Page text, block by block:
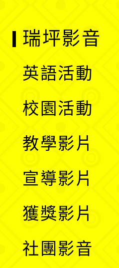
瑞坪影音
英語活動
校園活動
教學影片
宣導影片
獲獎影片
社團影音